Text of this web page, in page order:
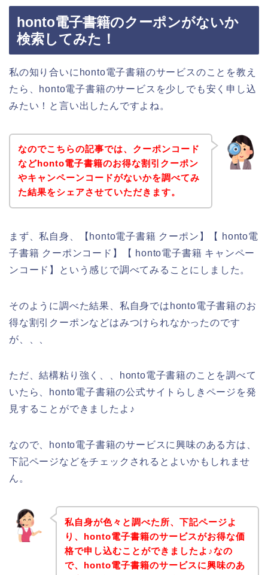
honto電子書籍のクーポンがないか
検索してみた！
私の知り合いにhonto電子書籍のサービスのことを教え
たら、honto電子書籍のサービスを少しでも安く申し込
みたい！と言い出したんですよね。
なのでこちらの記事では、クーポンコード
などhonto電子書籍のお得な割引クーポン
やキャンペーンコードがないかを調べてみ
た結果をシェアさせていただきます。
まず、私自身、【honto電子書籍 クーポン】【 honto電
子書籍 クーポンコード】【 honto電子書籍 キャンペー
ンコード】という感じで調べてみることにしました。
そのように調べた結果、私自身ではhonto電子書籍のお
得な割引クーポンなどはみつけられなかったのです
が、、、
ただ、結構粘り強く、、honto電子書籍のことを調べて
いたら、honto電子書籍の公式サイトらしきページを発
見することができましたよ♪
なので、honto電子書籍のサービスに興味のある方は、
下記ページなどをチェックされるとよいかもしれませ
ん。
私自身が色々と調べた所、下記ページよ
り、honto電子書籍のサービスがお得な価
格で申し込むことができましたよ♪なの
で、honto電子書籍のサービスに興味のあ